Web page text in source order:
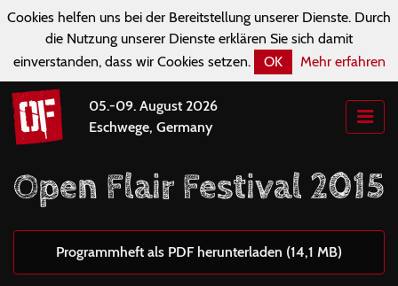
Cookies helfen uns bei der Bereitstellung unserer Dienste. Durch
die Nutzung unserer Dienste erklären Sie sich damit
einverstanden, dass wir Cookies setzen.
OK Mehr erfahren
05.-09. August 2026
Eschwege, Germany
Open Flair Festival 2015
Programmheft als PDF herunterladen (14,1 MB)